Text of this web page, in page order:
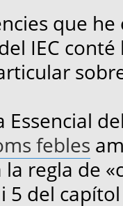
que
IEC
Essencial
febles
regla de
i 5 del